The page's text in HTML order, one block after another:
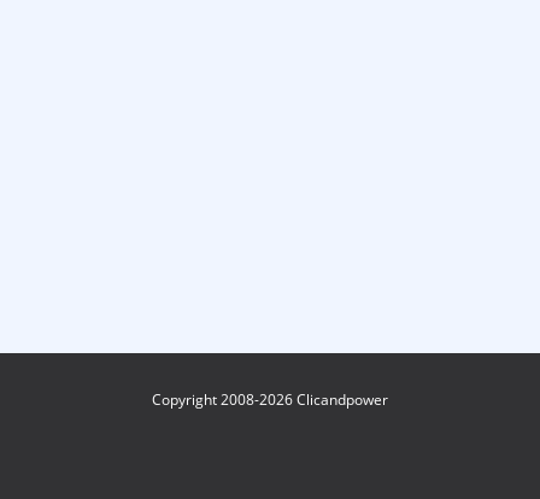
Copyright 2008-2026 Clicandpower